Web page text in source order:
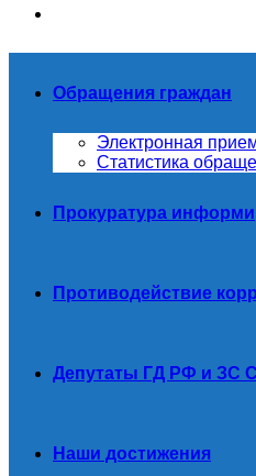
Обращения граждан
Электронная
Статистика
Прокуратура
Противодействие
Депутаты ГД РФ и ЗС
Наши достижения